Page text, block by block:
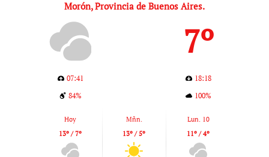
Morón, Provincia de Buenos Aires.
7º
07:41
18:18
84%
100%
Hoy
13º / 7º
Mñn.
13º / 5º
Lun. 10
11º / 4º